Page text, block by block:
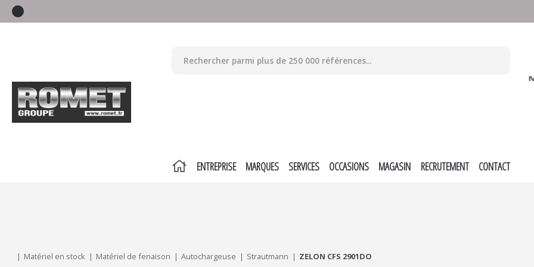
ENTREPRISE MARQUES SERVICES OCCASIONS MAGASIN RECRUTEMENT CONTACT
Matériel en stock Matériel de fenaison Autochargeuse Strautmann ZELON CFS 2901DO